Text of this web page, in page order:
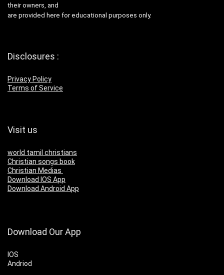
their owners, and
are provided here for educational purposes only.
Disclosures :
Privacy Policy
Terms of Service
Visit us
world tamil christians
Christian songs book
Christian Medias
Download IOS App
Download Android App
Download Our App
IOS
Andriod